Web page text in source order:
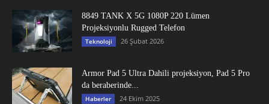
8849 TANK X 5G 1080P 220 Lümen
Projeksiyonlu Rugged Telefon
Teknoloji 26 Şubat 2026
Armor Pad 5 Ultra Dahili projeksiyon, Pad 5 Pro
da beraberinde...
Haberler 24 Ekim 2025